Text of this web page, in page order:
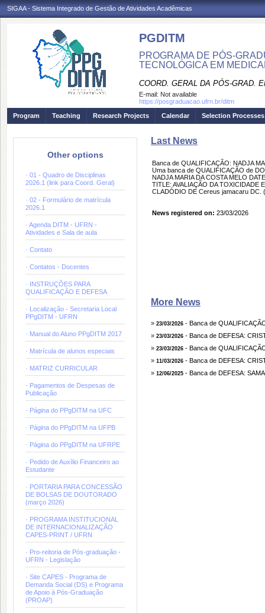
SIGAA - Sistema Integrado de Gestão de Atividades Acadêmicas
PGDITM
PROGRAMA DE PÓS-
TECNOLÓGICA EM
COORD. GERAL DA PÓS-GRAD.
E-mail: Not available
https://posgraduacao.ufrn.br/ditm
Program
Teaching Research Projects Calendar Selection Processes
Other options
· 01 - Quadro de Disciplinas
2026.1 (link para Coord. Geral)
· 02 - Formulário de matrícula
2026.1
· Agenda DITM - UFRN -
Atividades e Sala de aula
· Contato
· Contatos - Docentes
· INSTRUÇÕES PARA
QUALIFICAÇÃO E DEFESA
· Localização - Secretaria Local
PPgDITM - UFRN
· Manual do Aluno PPgDITM 2017
· Matrícula de alunos especiais
· MATRIZ CURRICULAR
· Pagamentos de Despesas de
Publicação
· Página do PPgDITM na UFC
· Página do PPgDITM na UFPB
· Página do PPgDITM na UFRPE
· Pedido de Auxílio Financeiro ao
Estudante
· PORTARIA PARA CONCESSÃO
DE BOLSAS DE DOUTORADO
(março 2026)
· PROGRAMA INSTITUCIONAL
DE INTERNACIONALIZAÇÃO
CAPES-PRINT / UFRN
· Pro-reitoria de Pós-graduação -
UFRN - Legislação
· Site CAPES - Programa de
Demanda Social (DS) e Programa
de Apoio à Pós-Graduação
(PROAP)
Last News
Banca de QUALIFICAÇÃO: NADJA
Uma banca de QUALIFICAÇÃO de
NADJA MARIA DA COSTA MELO
TITLE: AVALIAÇÃO DA TOXICIDADE
CLADÓDIO DE Cereus jamacaru DC.
News registered on: 23/03/2026
More News
» 23/03/2026 - Banca de
» 23/03/2026 - Banca de DEFESA:
» 23/03/2026 - Banca de
» 11/03/2026 - Banca de DEFESA:
» 12/06/2025 - Banca de DEFESA: